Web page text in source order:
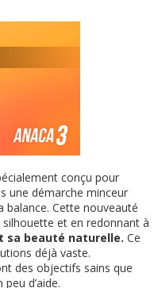
conçu pour
une démarche minceur
balance. Cette nouveauté
et en redonnant à
sa beauté naturelle. Ce
déjà vaste.
des objectifs sains que
d’aide.